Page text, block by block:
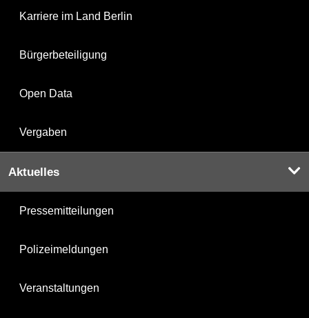
Karriere im Land Berlin
Bürgerbeteiligung
Open Data
Vergaben
Aktuelles
Pressemitteilungen
Polizeimeldungen
Veranstaltungen